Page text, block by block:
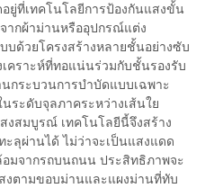
ยู่ที่เทคโนโลยีการป้องกันแสงขั้น
ากผ้าม่านหรืออุปกรณ์แต่ง
บด้วยโครงสร้างหลายชั้นอย่างซับ
คราะห์ที่ทอแน่นร่วมกับชั้นรองรับ
กระบวนการบำบัดแบบเฉพาะ
ระดับจุลภาคระหว่างเส้นใย
งสมบูรณ์ เทคโนโลยีนี้จึงสร้าง
ะลุผ่านได้ ไม่ว่าจะเป็นแสงแดด
มจากรถบนถนน ประสิทธิภาพจะ
งตามขอบม่านและแผงม่านที่ทับ